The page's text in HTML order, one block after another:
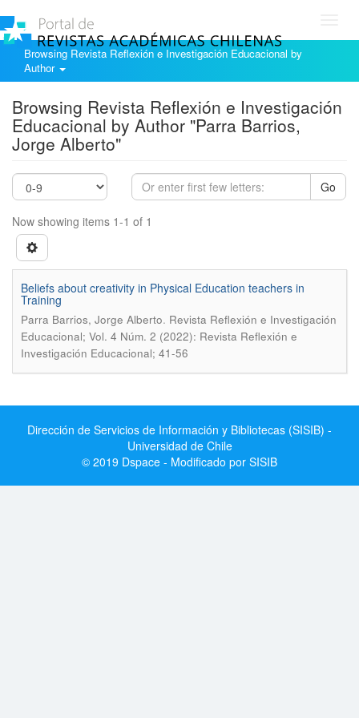
Browsing Revista Reflexión e Investigación Educacional by
Author
Browsing Revista Reflexión e Investigación
Educacional by Author "Parra Barrios,
Jorge Alberto"
Go
Now showing items 1-1 of 1
Beliefs about creativity in Physical Education teachers in
Training
Parra Barrios, Jorge Alberto. Revista Reflexión e Investigación
Educacional; Vol. 4 Núm. 2 (2022): Revista Reflexión e
Investigación Educacional; 41-56
Dirección de Servicios de Información y Bibliotecas (SISIB) -
Universidad de Chile
© 2019 Dspace - Modificado por SISIB